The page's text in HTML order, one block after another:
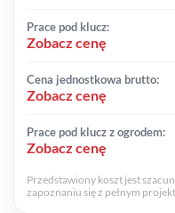
Prace pod klucz:
Zobacz cenę
Cena jednostkowa brutto:
Zobacz cenę
Prace pod klucz z ogrodem:
Zobacz cenę
Przedstawiony koszt jest
zapoznaniu się z pełnym